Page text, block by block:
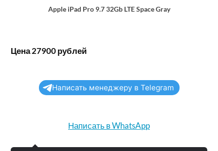
Apple iPad Pro 9.7 32Gb LTE Space Gray
Цена 27900 рублей
Написать менеджеру в Telegram
Написать в WhatsApp